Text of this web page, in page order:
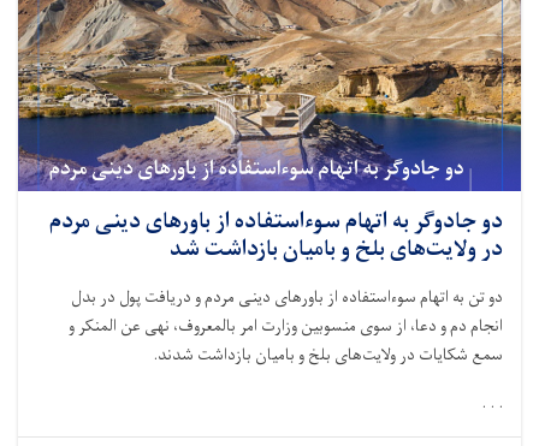
دو جادوگر به اتهام سوءاستفاده از باورهای دینی مردم
در ولایت‌های بلخ و بامیان بازداشت شد
دو تن به اتهام سوءاستفاده از باورهای دینی مردم و دریافت پول در بدل
انجام دم و دعا، از سوی منسوبین وزارت امر بالمعروف، نهی عن المنکر و
سمع شکایات در ولایت‌های بلخ و بامیان بازداشت شدند.
. . .